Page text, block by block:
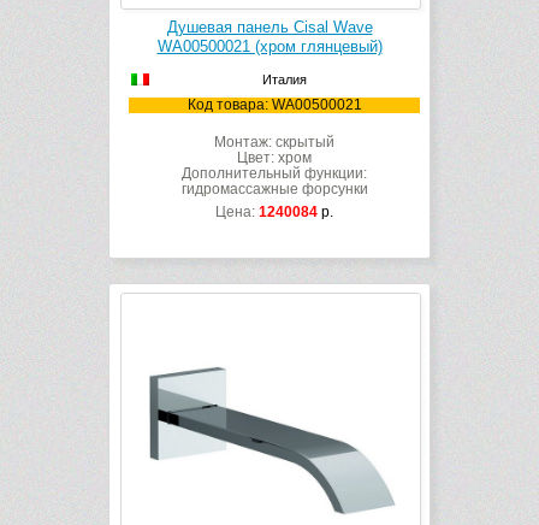
Душевая панель Cisal Wave
WA00500021 (хром глянцевый)
Италия
Код товара: WA00500021
Монтаж: скрытый
Цвет: хром
Дополнительный функции:
гидромассажные форсунки
Цена: 1240084 р.